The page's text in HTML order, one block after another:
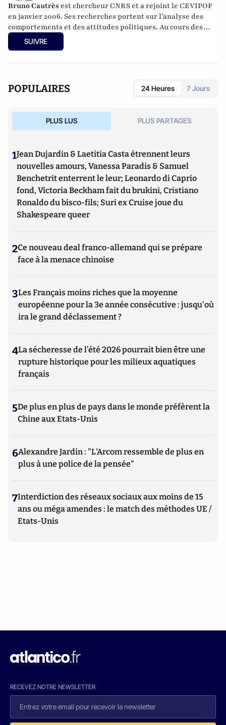
Bruno Cautrès est chercheur CNRS et a rejoint le CEVIPOF
en janvier 2006. Ses recherches portent sur l’analyse des
comportements et des attitudes politiques. Au cours des
années récentes, il a participé à différentes recherches
françaises ou européennes portant sur la participation
européenne dans les électorats et les opinions publiques. Il
(toujours) l'Europe ?(éditions de La Documentation
Française, 2014) etHistoire d’une révolution électorale
(2015-2018)avec Anne Muxel (Classiques Garnier, 2019).
SUIVRE
POPULAIRES 24 Heures 7 Jours
PLUS LUS PLUS PARTAGES
1Jean Dujardin & Laetitia Casta étrennent leurs
nouvelles amours, Vanessa Paradis & Samuel
Benchetrit enterrent le leur; Leonardo di Caprio
fond, Victoria Beckham fait du brukini, Cristiano
Ronaldo du bisco-fils; Suri ex Cruise joue du
Shakespeare queer
2Ce nouveau deal franco-allemand qui se prépare
face à la menace chinoise
3Les Français moins riches que la moyenne
européenne pour la 3e année consécutive : jusqu'où
ira le grand déclassement ?
4La sécheresse de l’été 2026 pourrait bien être une
rupture historique pour les milieux aquatiques
français
5De plus en plus de pays dans le monde préfèrent la
Chine aux Etats-Unis
6Alexandre Jardin : "L'Arcom ressemble de plus en
plus à une police de la pensée"
7Interdiction des réseaux sociaux aux moins de 15
ans ou méga amendes : le match des méthodes UE /
Etats-Unis
RECEVEZ NOTRE NEWSLETTER